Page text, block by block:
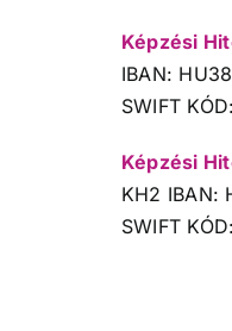
Képzési
IBAN:
SWIFT
Képzési
KH2 IBAN:
SWIFT